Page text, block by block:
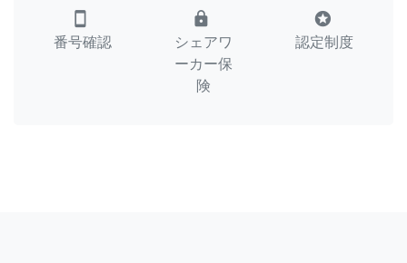
smartphone
番号確認
lock
シェアワ
ーカー保
険
stars
認定制度